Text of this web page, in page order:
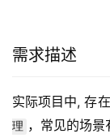
需求描述
实际项目中, 存在
理 ，常见的场景